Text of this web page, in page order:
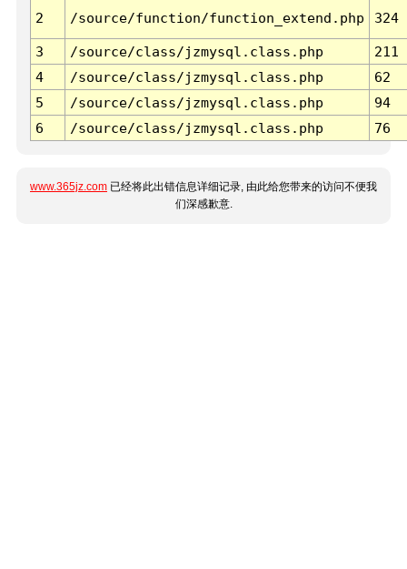
2 /source/function/function_extend.php 324
3 /source/class/jzmysql.class.php
211
4
/source/class/jzmysql.class.php
62
5
/source/class/jzmysql.class.php
94
6
/source/class/jzmysql.class.php 76
www.365jz.com 已经将此出错信息详细记录, 由此给您带来的访问不便我
们深感歉意.